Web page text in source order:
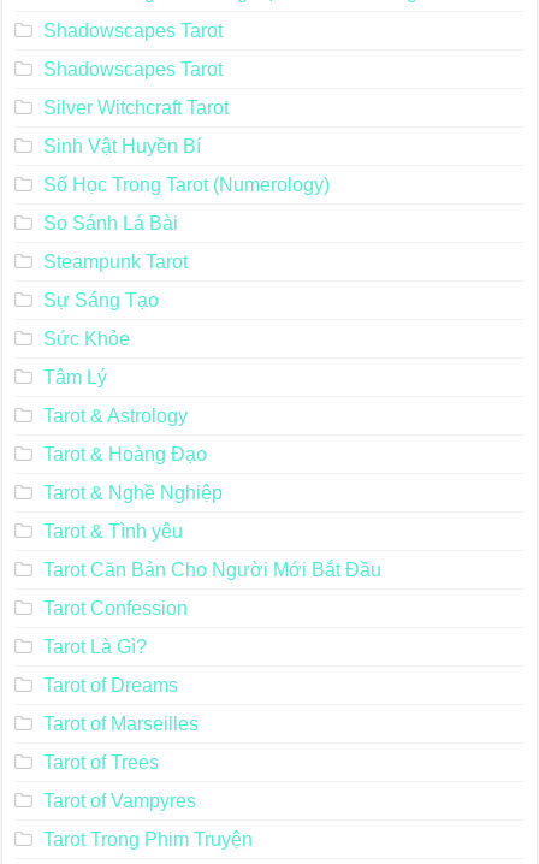
Shadowscapes Tarot
Shadowscapes Tarot
Silver Witchcraft Tarot
Sinh Vật Huyền Bí
Số Học Trong Tarot (Numerology)
So Sánh Lá Bài
Steampunk Tarot
Sự Sáng Tạo
Sức Khỏe
Tâm Lý
Tarot & Astrology
Tarot & Hoàng Đạo
Tarot & Nghề Nghiệp
Tarot & Tình yêu
Tarot Căn Bản Cho Người Mới Bắt Đầu
Tarot Confession
Tarot Là Gì?
Tarot of Dreams
Tarot of Marseilles
Tarot of Trees
Tarot of Vampyres
Tarot Trong Phim Truyện